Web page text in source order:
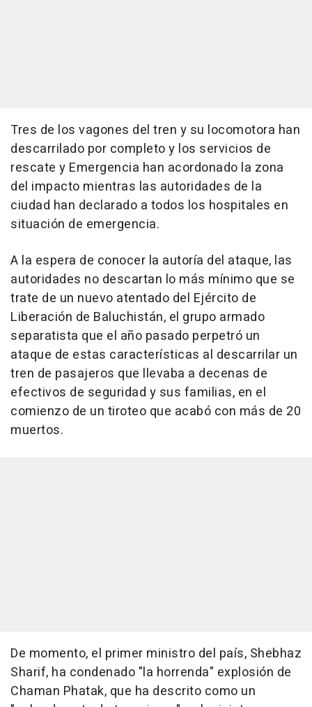
Tres de los vagones del tren y su locomotora han
descarrilado por completo y los servicios de
rescate y Emergencia han acordonado la zona
del impacto mientras las autoridades de la
ciudad han declarado a todos los hospitales en
situación de emergencia.
A la espera de conocer la autoría del ataque, las
autoridades no descartan lo más mínimo que se
trate de un nuevo atentado del Ejército de
Liberación de Baluchistán, el grupo armado
separatista que el año pasado perpetró un
ataque de estas características al descarrilar un
tren de pasajeros que llevaba a decenas de
efectivos de seguridad y sus familias, en el
comienzo de un tiroteo que acabó con más de 20
muertos.
De momento, el primer ministro del país, Shebhaz
Sharif, ha condenado "la horrenda" explosión de
Chaman Phatak, que ha descrito como un